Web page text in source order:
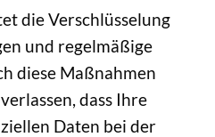
die Verschlüsselung
und regelmäßige
diese Maßnahmen
dass Ihre
Daten bei der